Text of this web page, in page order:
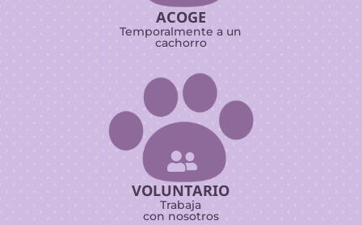
ACOGE
Temporalmente a un
cachorro

VOLUNTARIO
Trabaja
con nosotros